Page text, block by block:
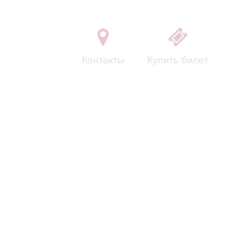
Контакты Купить билет